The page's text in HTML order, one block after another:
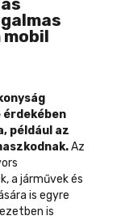
érdekében
például az
Az
a járművek és
is egyre
is